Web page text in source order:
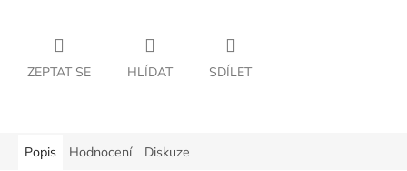
ZEPTAT SE HLÍDAT SDÍLET
Popis Hodnocení Diskuze